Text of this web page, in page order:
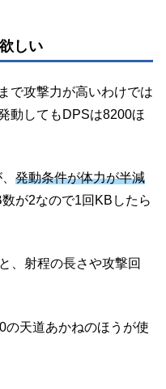
しい
で攻撃力が高いわけでは
動してもDPSは8200ほ
発動条件が体力が半減
数が2なので1回KBしたら
、射程の長さや攻撃回
の天道あかねのほうが使